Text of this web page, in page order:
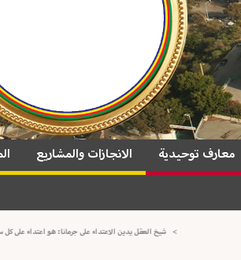
معارف توحيدية الانجازات والمشاريع
شيخ العقل يدين الاعتداء على جرمانا: هو اعتداء على كل